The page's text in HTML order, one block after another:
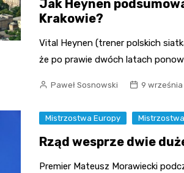
Jak Heynen
Krakowie?
Vital Heynen (trener polskich
że po prawie dwóch latach
Paweł Sosnowski 9 września
Mistrzostwa Europy
Rząd wesprze dwie
Premier Mateusz Morawiecki